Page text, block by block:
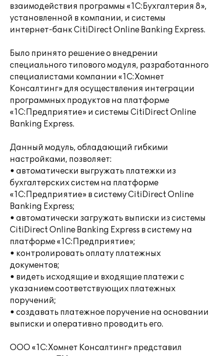
взаимодействия программы «1С:Бухгалтерия 8»,
установленной в компании, и системы
интернет-банк CitiDirect Online Banking Express.
Было принято решение о внедрении
специального типового модуля, разработанного
специалистами компании «1С:Хомнет
Консалтинг» для осуществления интеграции
программных продуктов на платформе
«1С:Предприятие» и системы CitiDirect Online
Banking Express.
Данный модуль, обладающий гибкими
настройками, позволяет:
• автоматически выгружать платежки из
бухгалтерских систем на платформе
«1С:Предприятие» в систему CitiDirect Online
Banking Express;
• автоматически загружать выписки из системы
CitiDirect Online Banking Express в систему на
платформе «1С:Предприятие»;
• контролировать оплату платежных
документов;
• видеть исходящие и входящие платежи с
указанием соответствующих платежных
поручений;
• создавать платежное поручение на основании
выписки и оперативно проводить его.
ООО «1С:Хомнет Консалтинг» представил